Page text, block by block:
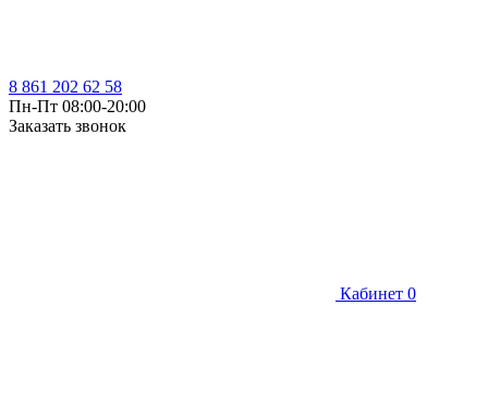
8 861 202 62 58
Пн-Пт 08:00-20:00
Заказать звонок
Кабинет 0